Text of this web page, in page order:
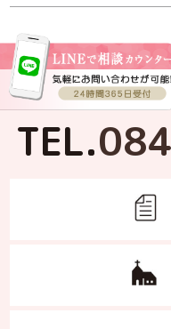
お電話でもお気軽
TEL.